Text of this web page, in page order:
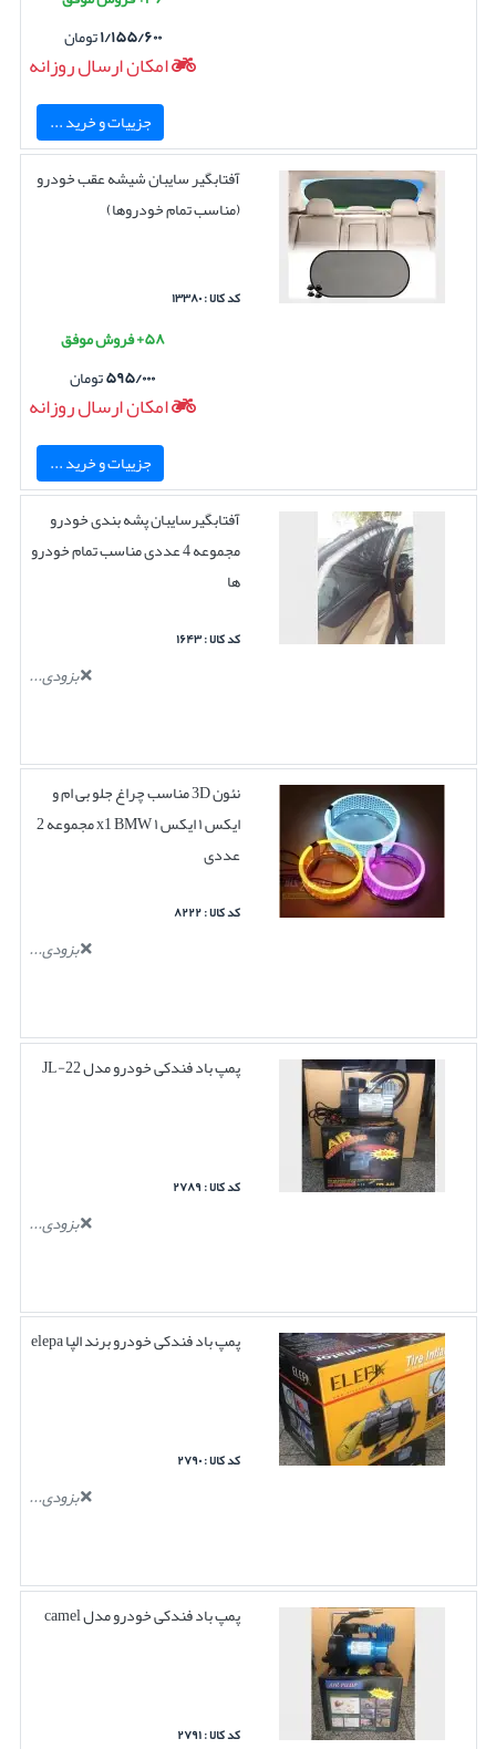
۱/۱۵۵/۶۰۰تومان
امکان ارسال روزانه
جزییات و خرید ...
آفتابگیر سایبان شیشه عقب خودرو
(مناسب تمام خودروها)
کد کالا : ۱۳۳۸۰
۵۸+ فروش موفق
۵۹۵/۰۰۰تومان
امکان ارسال روزانه
جزییات و خرید ...
آفتابگیرسایبان پشه بندی خودرو
مجموعه 4 عددی مناسب تمام خودرو
ها
کد کالا : ۱۶۴۳
بزودی...
نئون 3D مناسب چراغ جلو بی ام و
ایکس ۱ ایکس ۱ x1 BMW مجموعه 2
عددی
کد کالا : ۸۲۲۲
بزودی...
پمپ باد فندکی خودرو مدل JL-22
کد کالا : ۲۷۸۹
بزودی...
پمپ باد فندکی خودرو برند الپا elepa
کد کالا : ۲۷۹۰
بزودی...
پمپ باد فندکی خودرو مدل camel
کد کالا : ۲۷۹۱